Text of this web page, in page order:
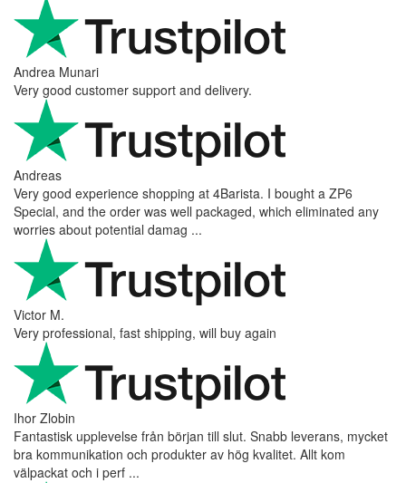
Andrea Munari
Very good customer support and delivery.
Andreas
Very good experience shopping at 4Barista. I bought a ZP6
Special, and the order was well packaged, which eliminated any
worries about potential damag ...
Victor M.
Very professional, fast shipping, will buy again
Ihor Zlobin
Fantastisk upplevelse från början till slut. Snabb leverans, mycket
bra kommunikation och produkter av hög kvalitet. Allt kom
välpackat och i perf ...